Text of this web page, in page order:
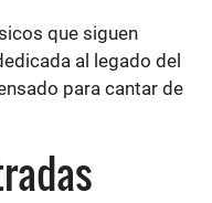
que siguen
al legado del
para cantar de